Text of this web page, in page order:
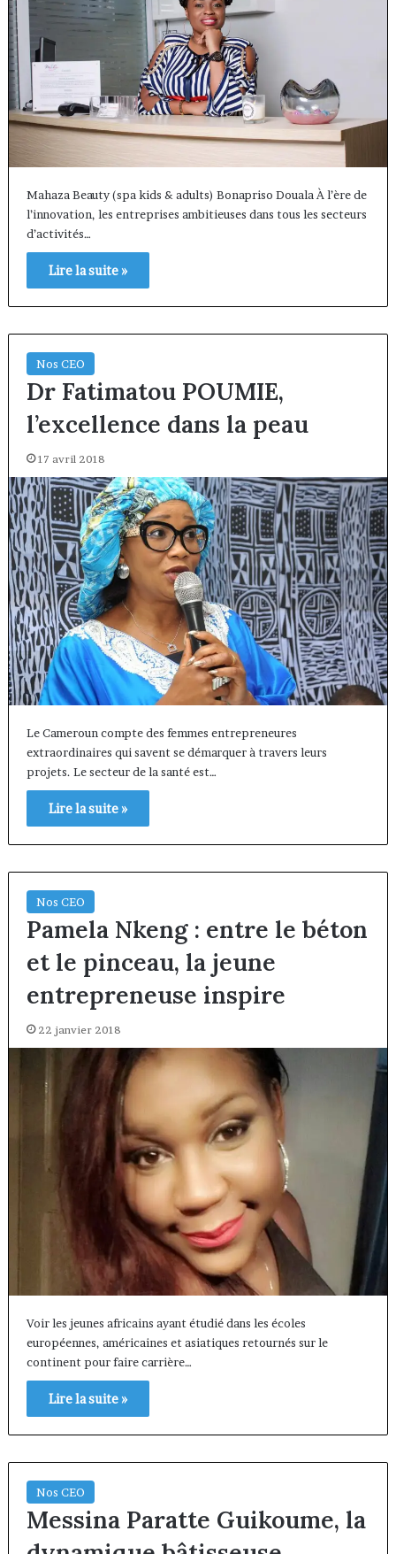
Mahaza Beauty (spa kids & adults) Bonapriso Douala À l’ère de
l’innovation, les entreprises ambitieuses dans tous les secteurs
d’activités…
Lire la suite »
Nos CEO
Dr Fatimatou POUMIE,
l’excellence dans la peau
17 avril 2018
Le Cameroun compte des femmes entrepreneures
extraordinaires qui savent se démarquer à travers leurs
projets. Le secteur de la santé est…
Lire la suite »
Nos CEO
Pamela Nkeng : entre le béton
et le pinceau, la jeune
entrepreneuse inspire
22 janvier 2018
Voir les jeunes africains ayant étudié dans les écoles
européennes, américaines et asiatiques retournés sur le
continent pour faire carrière…
Lire la suite »
Nos CEO
Messina Paratte Guikoume, la